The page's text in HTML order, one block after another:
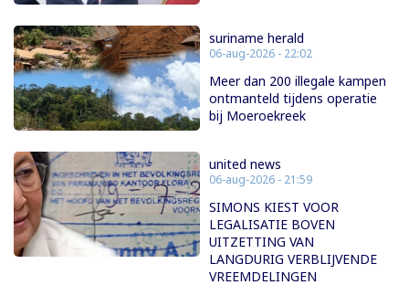
suriname herald
06-aug-2026 - 22:02
Meer dan 200 illegale kampen
ontmanteld tijdens operatie
bij Moeroekreek
united news
06-aug-2026 - 21:59
SIMONS KIEST VOOR
LEGALISATIE BOVEN
UITZETTING VAN
LANGDURIG VERBLIJVENDE
VREEMDELINGEN